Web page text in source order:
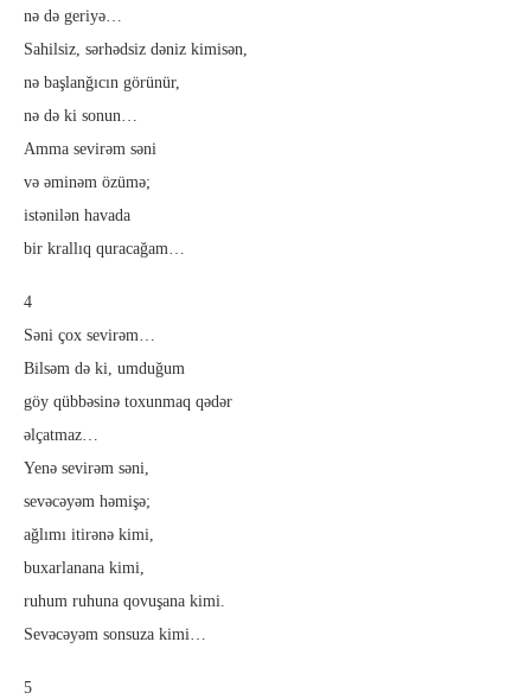
nə də geriyə…
Sahilsiz, sərhədsiz dəniz kimisən,
nə başlanğıcın görünür,
nə də ki sonun…
Amma sevirəm səni
və əminəm özümə;
istənilən havada
bir krallıq quracağam…
4
Səni çox sevirəm…
Bilsəm də ki, umduğum
göy qübbəsinə toxunmaq qədər
əlçatmaz…
Yenə sevirəm səni,
sevəcəyəm həmişə;
ağlımı itirənə kimi,
buxarlanana kimi,
ruhum ruhuna qovuşana kimi.
Sevəcəyəm sonsuza kimi…
5